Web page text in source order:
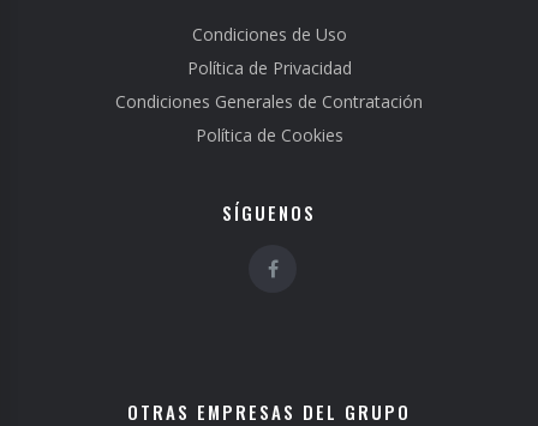
Condiciones de Uso
Política de Privacidad
Condiciones Generales de Contratación
Política de Cookies
SÍGUENOS
OTRAS EMPRESAS DEL GRUPO